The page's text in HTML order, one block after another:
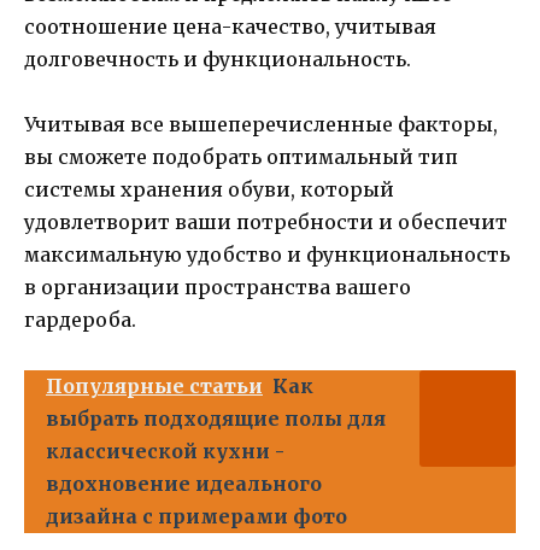
соотношение цена-качество, учитывая
долговечность и функциональность.
Учитывая все вышеперечисленные факторы,
вы сможете подобрать оптимальный тип
системы хранения обуви, который
удовлетворит ваши потребности и обеспечит
максимальную удобство и функциональность
в организации пространства вашего
гардероба.
Популярные статьи Как
выбрать подходящие полы для
классической кухни -
вдохновение идеального
дизайна с примерами фото